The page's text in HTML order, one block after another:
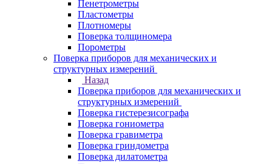
Пенетрометры
Пластометры
Плотномеры
Поверка толщиномера
Порометры
Поверка приборов для механических и
структурных измерений
Назад
Поверка приборов для механических и
структурных измерений
Поверка гистерезисографа
Поверка гониометра
Поверка гравиметра
Поверка гриндометра
Поверка дилатометра